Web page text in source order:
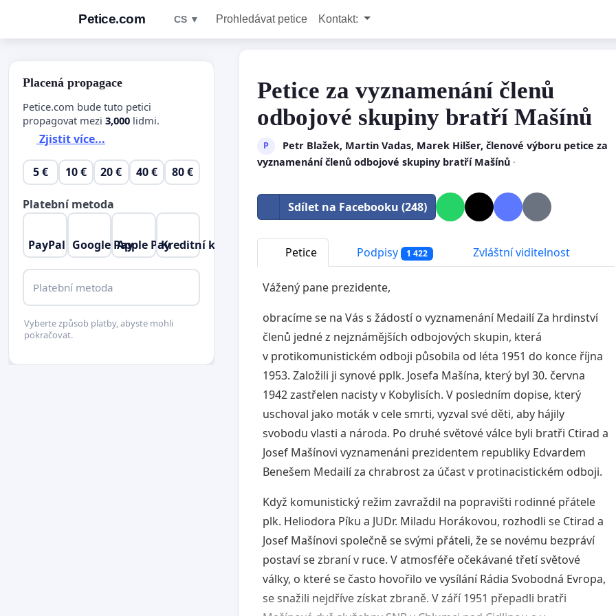
Petice.com CS ▼ Prohledávat petice Kontakt:
Petice za vyznamenání členů
odbojové skupiny bratří Mašínů
P
Petr Blažek, Martin Vadas, Marek Hilšer, členové výboru petice za
vyznamenání členů odbojové skupiny bratří Mašínů ·
Sdílet na Facebooku (248)
Petice Podpisy 1 422 Zvláštní viditelnost
Vážený pane prezidente,
obracíme se na Vás s žádostí o vyznamenání Medailí Za hrdinství
členů jedné z nejznámějších odbojových skupin, která
v protikomunistickém odboji působila od léta 1951 do konce října
1953. Založili ji synové pplk. Josefa Mašína, který byl 30. června
1942 zastřelen nacisty v Kobylisích. V posledním dopise, který
uschoval jako moták v cele smrti, vyzval své děti, aby hájily
svobodu vlasti a národa. Po druhé světové válce byli bratři Ctirad a
Josef Mašínovi vyznamenáni prezidentem republiky Edvardem
Benešem Medailí za chrabrost za účast v protinacistickém odboji.
Když komunistický režim zavraždil na popravišti rodinné přátele
plk. Heliodora Píku a JUDr. Miladu Horákovou, rozhodli se Ctirad a
Josef Mašínovi společně se svými přáteli, že se novému bezpráví
postaví se zbraní v ruce. V atmosféře očekávané třetí světové
války, o které se často hovořilo ve vysílání Rádia Svobodná Evropa,
se snažili nejdříve získat zbraně. V září 1951 přepadli bratři
Placená propagace
Petice.com bude tuto petici
propagovat mezi 3,000 lidmi.
Zjistit více...
5 € 10 € 20 € 40 € 80 €
Platební metoda
PayPal Google PayApple PayKreditní karta
Platební metoda
Vyberte způsob platby, abyste mohli
pokračovat.